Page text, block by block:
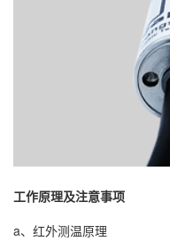
工作原理及注意事项
a、红外测温原理